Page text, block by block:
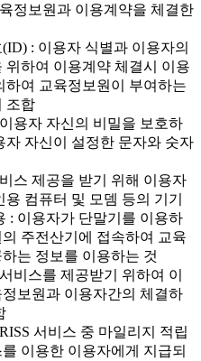
정보원과 이용계약을 체결한
: 이용자 식별과 이용자의
위하여 이용계약 체결시 이용
하여 교육정보원이 부여하는
조합
용자 자신의 비밀을 보호하
자 자신이 설정한 문자와 숫자
스 제공을 받기 위해 이용자
용 컴퓨터 및 모뎀 등의 기기
: 이용자가 단말기를 이용하
주전산기에 접속하여 교육
는 정보를 이용하는 것
비스를 제공받기 위하여 이
보원과 이용자간의 체결하
서비스 중 마일리지 적립
이용한 이용자에게 지급되